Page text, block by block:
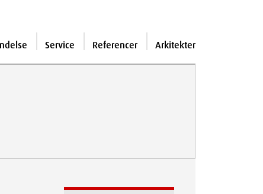
Service Referencer Arkitekter